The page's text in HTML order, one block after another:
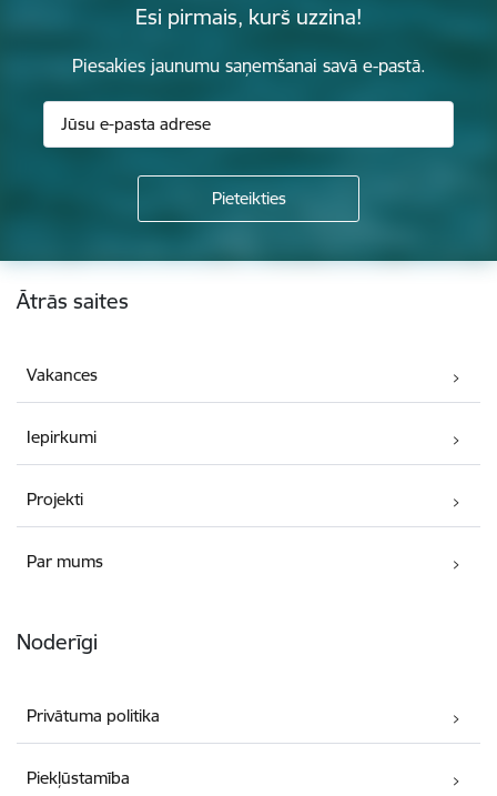
Esi pirmais, kurš uzzina!
Piesakies jaunumu saņemšanai savā e-pastā.
Kājene
Ātrās saites
Vakances
Iepirkumi
Projekti
Par mums
Noderīgi
Privātuma politika
Piekļūstamība